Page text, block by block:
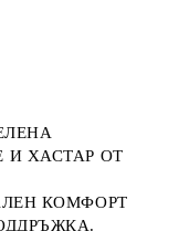
ХАСТАР ОТ
КОМФОРТ